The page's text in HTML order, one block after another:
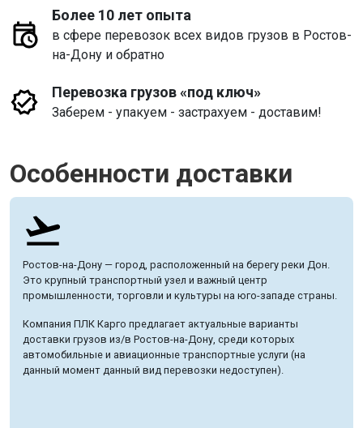
Более 10 лет опыта
в сфере перевозок всех видов грузов в Ростов-
на-Дону и обратно
Перевозка грузов «под ключ»
Заберем - упакуем - застрахуем - доставим!
Особенности доставки
Ростов-на-Дону — город, расположенный на берегу реки Дон.
Это крупный транспортный узел и важный центр
промышленности, торговли и культуры на юго-западе страны.
Компания ПЛК Карго предлагает актуальные варианты
доставки грузов из/в Ростов-на-Дону, среди которых
автомобильные и авиационные транспортные услуги (на
данный момент данный вид перевозки недоступен).